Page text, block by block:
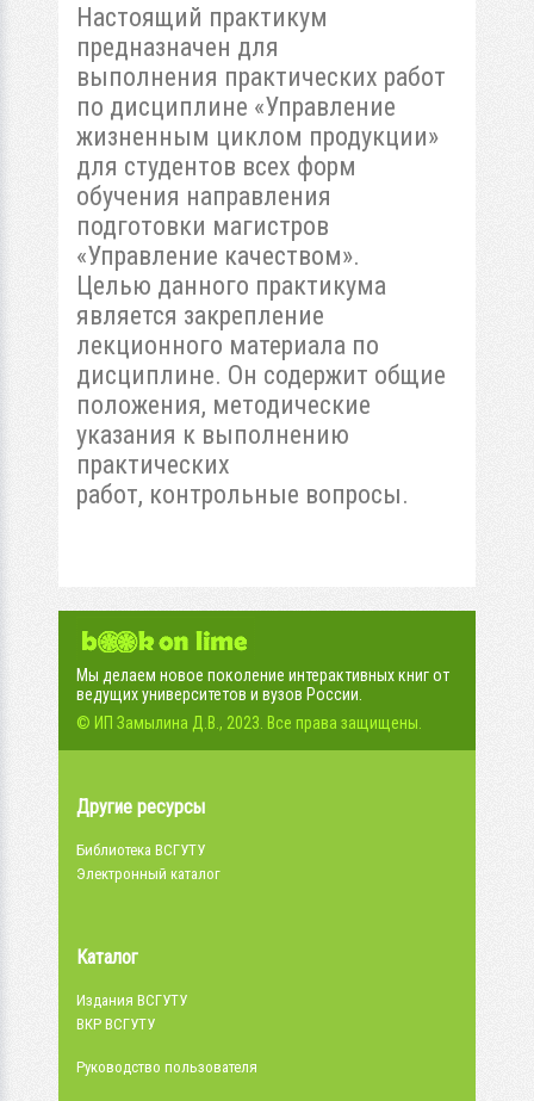
Настоящий практикум
предназначен для
выполнения практических работ
по дисциплине «Управление
жизненным циклом продукции»
для студентов всех форм
обучения направления
подготовки магистров
«Управление качеством».
Целью данного практикума
является закрепление
лекционного материала по
дисциплине. Он содержит общие
положения, методические
указания к выполнению
практических
работ, контрольные вопросы.
Мы делаем новое поколение интерактивных книг от
ведущих университетов и вузов России.
© ИП Замылина Д.В., 2023. Все права защищены.
Другие ресурсы
Библиотека ВСГУТУ
Электронный каталог
Каталог
Издания ВСГУТУ
ВКР ВСГУТУ
Руководство пользователя